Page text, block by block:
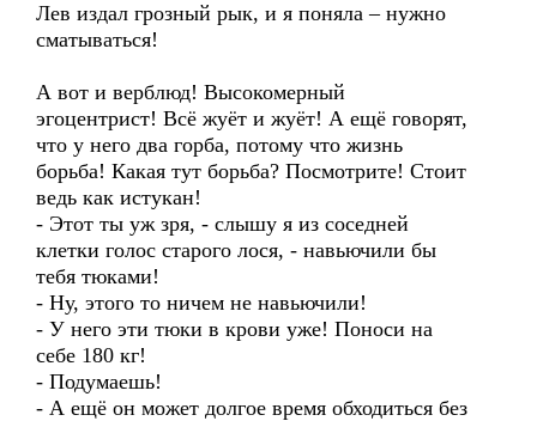
Лев издал грозный рык, и я поняла – нужно
сматываться!
А вот и верблюд! Высокомерный
эгоцентрист! Всё жуёт и жуёт! А ещё говорят,
что у него два горба, потому что жизнь
борьба! Какая тут борьба? Посмотрите! Стоит
ведь как истукан!
- Этот ты уж зря, - слышу я из соседней
клетки голос старого лося, - навьючили бы
тебя тюками!
- Ну, этого то ничем не навьючили!
- У него эти тюки в крови уже! Поноси на
себе 180 кг!
- Подумаешь!
- А ещё он может долгое время обходиться без